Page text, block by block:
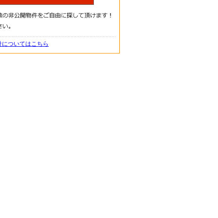
ついてはこちら